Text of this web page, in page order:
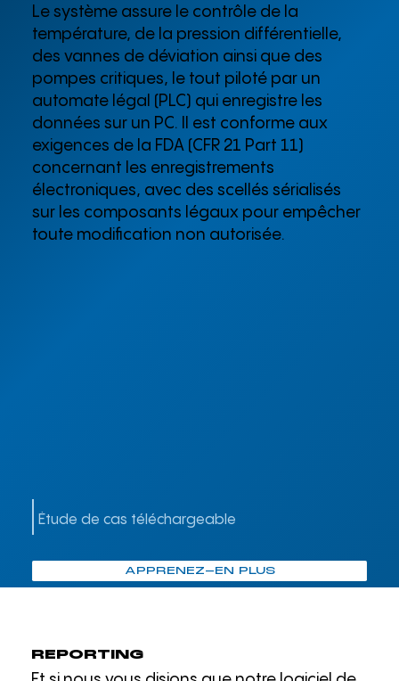
Le système assure le contrôle de la
température, de la pression différentielle,
des vannes de déviation ainsi que des
pompes critiques, le tout piloté par un
automate légal (PLC) qui enregistre les
données sur un PC. Il est conforme aux
exigences de la FDA (CFR 21 Part 11)
concernant les enregistrements
électroniques, avec des scellés sérialisés
sur les composants légaux pour empêcher
toute modification non autorisée.
Étude de cas téléchargeable
APPRENEZ-EN PLUS
REPORTING